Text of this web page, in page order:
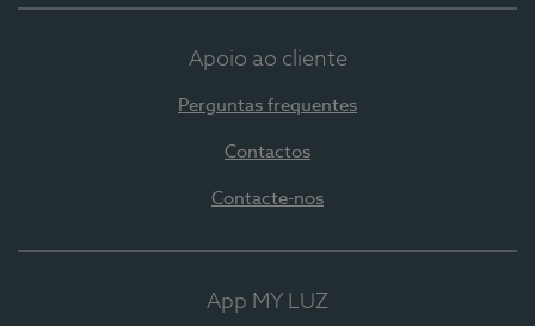
Apoio ao cliente
Perguntas frequentes
Contactos
Contacte-nos
App MY LUZ